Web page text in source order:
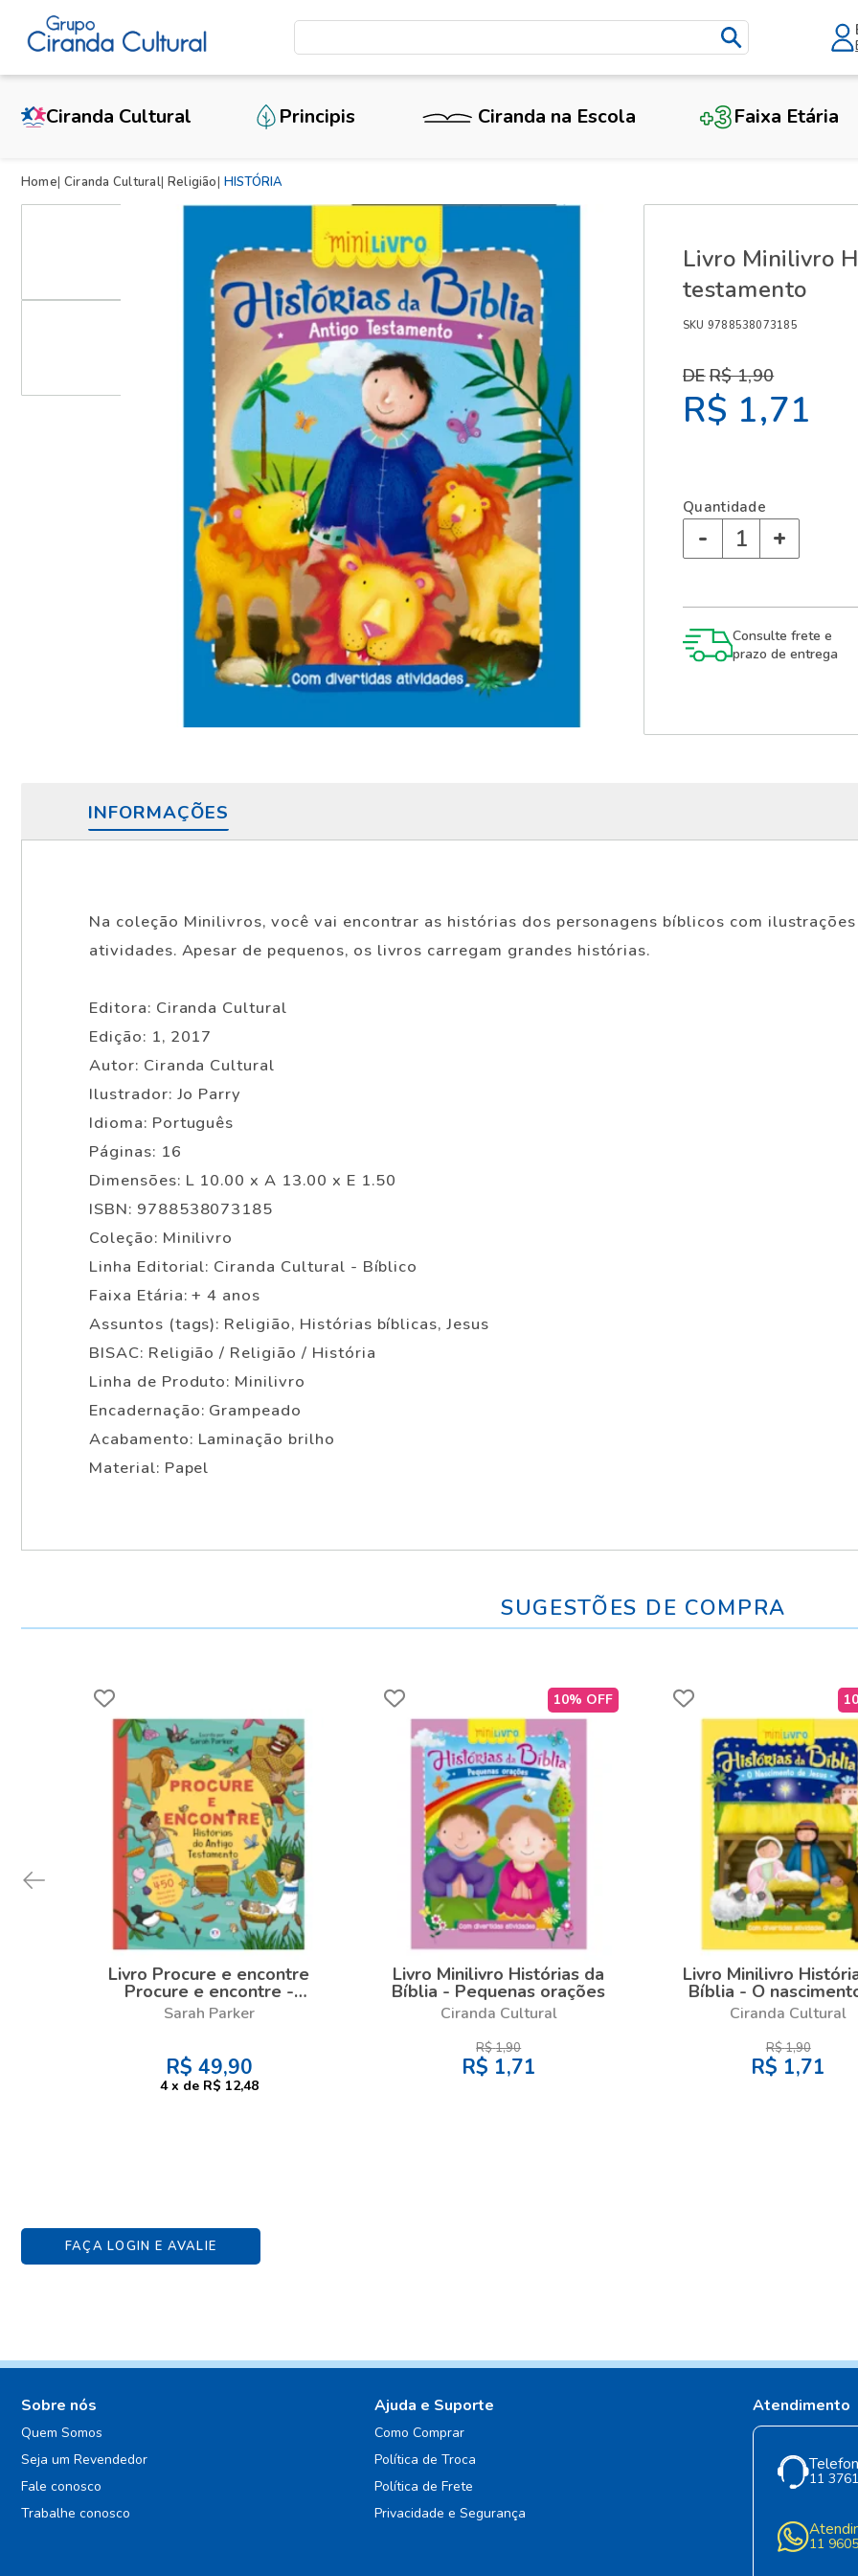
Ciranda Cultural Principis Ciranda na Escola Faixa Etária
Home Ciranda Cultural Religião HISTÓRIA
Livro Minilivro
testamento
SKU 9788538073185
R$ 1,90
R$ 1,71
Quantidade
- +
Consulte frete e
prazo de entrega
INFORMAÇÕES
Na coleção Minilivros, você vai encontrar as histórias dos personagens bíblicos com
atividades. Apesar de pequenos, os livros carregam grandes histórias.
Editora: Ciranda Cultural
Edição: 1, 2017
Autor: Ciranda Cultural
Ilustrador: Jo Parry
Idioma: Português
Páginas: 16
Dimensões: L 10.00 x A 13.00 x E 1.50
ISBN: 9788538073185
Coleção: Minilivro
Linha Editorial: Ciranda Cultural - Bíblico
Faixa Etária: + 4 anos
Assuntos (tags): Religião, Histórias bíblicas, Jesus
BISAC: Religião / Religião / História
Linha de Produto: Minilivro
Encadernação: Grampeado
Acabamento: Laminação brilho
Material: Papel
SUGESTÕES DE COMPRA
Livro Procure e encontre
Procure e encontre -
Histórias do Antigo
Testamento
Sarah Parker
R$ 49,90
4 x de R$ 12,48
10% OFF
Livro Minilivro Histórias da
Bíblia - Pequenas orações
Ciranda Cultural
R$1,90
R$ 1,71
Livro Minilivro
Bíblia - O
Jesus
Ciranda Cultural
R$1,90
R$ 1,71
FAÇA LOGIN E AVALIE
X
Sobre nós
Quem Somos
Seja um Revendedor
Fale conosco
Trabalhe conosco
Ajuda e Suporte
Como Comprar
Política de Troca
Política de Frete
Privacidade e Segurança
Atendimento
11
11